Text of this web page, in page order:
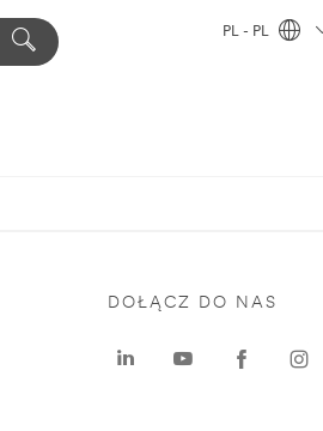
PL - PL
DOŁĄCZ DO NAS